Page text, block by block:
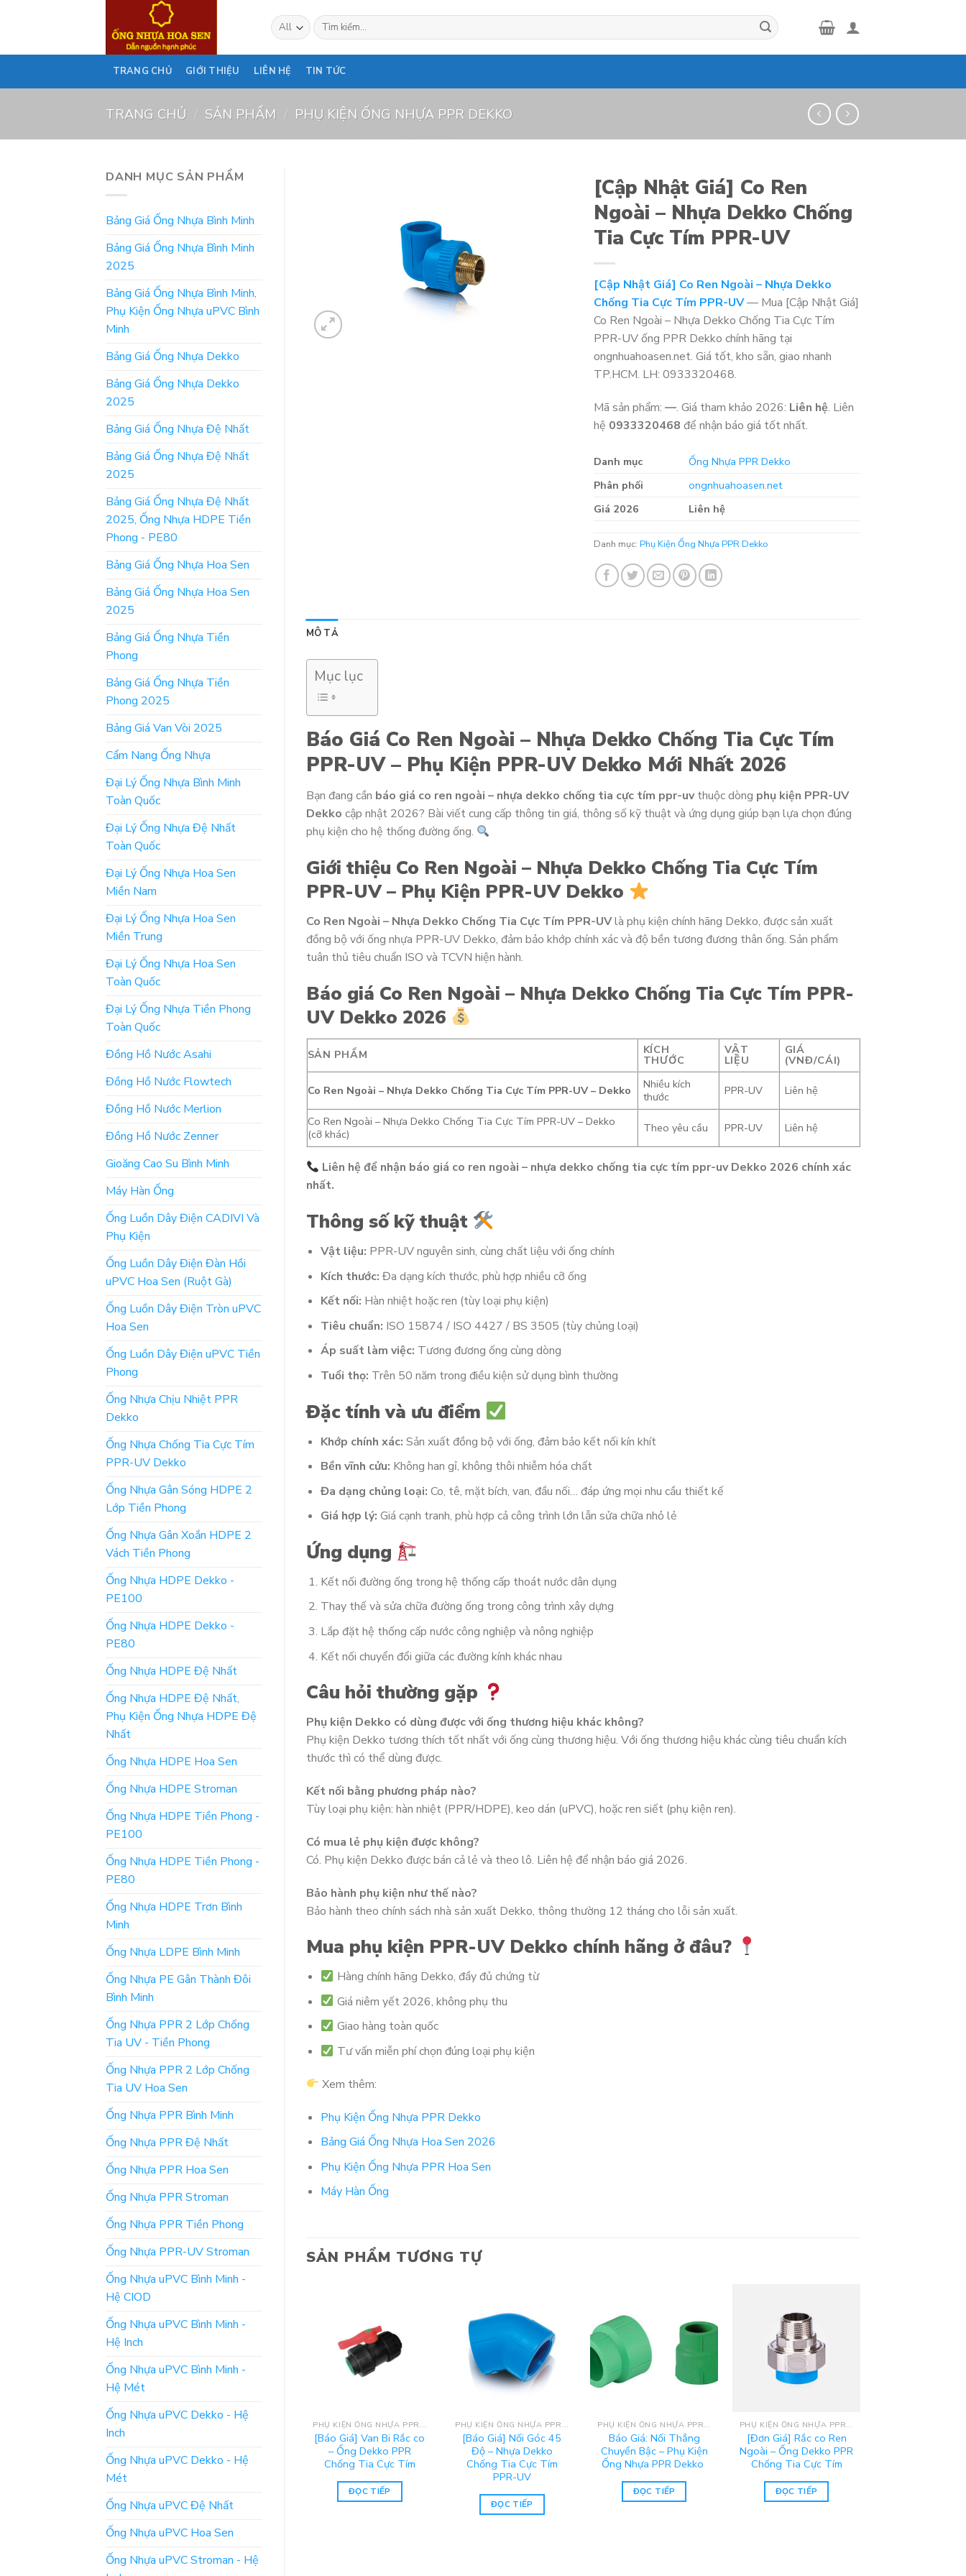
Tìm
kiếm:
TRANG CHỦ GIỚI THIỆU LIÊN HỆ TIN TỨC
TRANG CHỦ / SẢN PHẨM / PHỤ KIỆN ỐNG NHỰA PPR DEKKO
DANH MỤC SẢN PHẨM
Bảng Giá Ống Nhựa Bình Minh
Bảng Giá Ống Nhựa Bình Minh
2025
Bảng Giá Ống Nhựa Bình Minh,
Phụ Kiện Ống Nhựa uPVC Bình
Minh
Bảng Giá Ống Nhựa Dekko
Bảng Giá Ống Nhựa Dekko
2025
Bảng Giá Ống Nhựa Đệ Nhất
Bảng Giá Ống Nhựa Đệ Nhất
2025
Bảng Giá Ống Nhựa Đệ Nhất
2025, Ống Nhựa HDPE Tiền
Phong - PE80
Bảng Giá Ống Nhựa Hoa Sen
Bảng Giá Ống Nhựa Hoa Sen
2025
Bảng Giá Ống Nhựa Tiền
Phong
Bảng Giá Ống Nhựa Tiền
Phong 2025
Bảng Giá Van Vòi 2025
Cẩm Nang Ống Nhựa
Đại Lý Ống Nhựa Bình Minh
Toàn Quốc
Đại Lý Ống Nhựa Đệ Nhất
Toàn Quốc
Đại Lý Ống Nhựa Hoa Sen
Miền Nam
Đại Lý Ống Nhựa Hoa Sen
Miền Trung
Đại Lý Ống Nhựa Hoa Sen
Toàn Quốc
Đại Lý Ống Nhựa Tiền Phong
Toàn Quốc
Đồng Hồ Nước Asahi
Đồng Hồ Nước Flowtech
Đồng Hồ Nước Merlion
Đồng Hồ Nước Zenner
Gioăng Cao Su Bình Minh
Máy Hàn Ống
Ống Luồn Dây Điện CADIVI Và
Phụ Kiện
Ống Luồn Dây Điện Đàn Hồi
uPVC Hoa Sen (Ruột Gà)
Ống Luồn Dây Điện Tròn uPVC
Hoa Sen
Ống Luồn Dây Điện uPVC Tiền
Phong
Ống Nhựa Chịu Nhiệt PPR
Dekko
Ống Nhựa Chống Tia Cực Tím
PPR-UV Dekko
Ống Nhựa Gân Sóng HDPE 2
Lớp Tiền Phong
Ống Nhựa Gân Xoắn HDPE 2
Vách Tiền Phong
Ống Nhựa HDPE Dekko -
PE100
Ống Nhựa HDPE Dekko -
PE80
Ống Nhựa HDPE Đệ Nhất
Ống Nhựa HDPE Đệ Nhất,
Phụ Kiện Ống Nhựa HDPE Đệ
Nhất
Ống Nhựa HDPE Hoa Sen
Ống Nhựa HDPE Stroman
Ống Nhựa HDPE Tiền Phong -
PE100
Ống Nhựa HDPE Tiền Phong -
PE80
Ống Nhựa HDPE Trơn Bình
Minh
Ống Nhựa LDPE Bình Minh
Ống Nhựa PE Gân Thành Đôi
Bình Minh
Ống Nhựa PPR 2 Lớp Chống
Tia UV - Tiền Phong
Ống Nhựa PPR 2 Lớp Chống
Tia UV Hoa Sen
Ống Nhựa PPR Bình Minh
Ống Nhựa PPR Đệ Nhất
Ống Nhựa PPR Hoa Sen
Ống Nhựa PPR Stroman
Ống Nhựa PPR Tiền Phong
Ống Nhựa PPR-UV Stroman
Ống Nhựa uPVC Bình Minh -
Hệ CIOD
Ống Nhựa uPVC Bình Minh -
Hệ Inch
Ống Nhựa uPVC Bình Minh -
Hệ Mét
Ống Nhựa uPVC Dekko - Hệ
Inch
Ống Nhựa uPVC Dekko - Hệ
Mét
Ống Nhựa uPVC Đệ Nhất
Ống Nhựa uPVC Hoa Sen
Ống Nhựa uPVC Stroman - Hệ
[Cập Nhật Giá] Co Ren
Ngoài – Nhựa Dekko Chống
Tia Cực Tím PPR-UV
[Cập Nhật Giá] Co Ren Ngoài – Nhựa Dekko
Chống Tia Cực Tím PPR-UV— Mua [Cập Nhật Giá]
Co Ren Ngoài – Nhựa Dekko Chống Tia Cực Tím
PPR-UV ống PPR Dekko chính hãng tại
ongnhuahoasen.net. Giá tốt, kho sẵn, giao nhanh
TP.HCM. LH: 0933320468.
Mã sản phẩm:—. Giá tham khảo 2026: Liên hệ. Liên
hệ 0933320468 để nhận báo giá tốt nhất.
Danh mục
Ống Nhựa PPR Dekko
Phân phối
ongnhuahoasen.net
Giá 2026
Liên hệ
Danh mục:Phụ Kiện Ống Nhựa PPR Dekko
MÔ TẢ
Mục lục
Báo Giá Co Ren Ngoài – Nhựa Dekko Chống Tia Cực Tím
PPR-UV – Phụ Kiện PPR-UV Dekko Mới Nhất 2026
Bạn đang cần báo giá co ren ngoài – nhựa dekko chống tia cực tím ppr-uvthuộc dòng phụ kiện PPR-UV
Dekko cập nhật 2026? Bài viết cung cấp thông tin giá, thông số kỹ thuật và ứng dụng giúp bạn lựa chọn đúng
phụ kiện cho hệ thống đường ống.
Giới thiệu Co Ren Ngoài – Nhựa Dekko Chống Tia Cực Tím
PPR-UV – Phụ Kiện PPR-UV Dekko
Co Ren Ngoài – Nhựa Dekko Chống Tia Cực Tím PPR-UVlà phụ kiện chính hãng Dekko, được sản xuất
đồng bộ với ống nhựa PPR-UV Dekko, đảm bảo khớp chính xác và độ bền tương đương thân ống. Sản phẩm
tuân thủ tiêu chuẩn ISO và TCVN hiện hành.
Báo giá Co Ren Ngoài – Nhựa Dekko Chống Tia Cực Tím PPR-
UV Dekko 2026
SẢN PHẨM KÍCH
THƯỚC
VẬT
LIỆU
GIÁ
(VNĐ/CÁI)
Co Ren Ngoài – Nhựa Dekko Chống Tia Cực Tím PPR-UV – Dekko
Nhiều kích
thước
PPR-UV Liên hệ
Co Ren Ngoài – Nhựa Dekko Chống Tia Cực Tím PPR-UV – Dekko
(cỡ khác)
Theo yêu cầu PPR-UV Liên hệ
Liên hệ để nhận báo giá co ren ngoài – nhựa dekko chống tia cực tím ppr-uv Dekko 2026 chính xác
nhất.
Thông số kỹ thuật
Vật liệu: PPR-UV nguyên sinh, cùng chất liệu với ống chính
Kích thước: Đa dạng kích thước, phù hợp nhiều cỡ ống
Kết nối: Hàn nhiệt hoặc ren (tùy loại phụ kiện)
Tiêu chuẩn: ISO 15874 / ISO 4427 / BS 3505 (tùy chủng loại)
Áp suất làm việc: Tương đương ống cùng dòng
Tuổi thọ: Trên 50 năm trong điều kiện sử dụng bình thường
Đặc tính và ưu điểm
Khớp chính xác: Sản xuất đồng bộ với ống, đảm bảo kết nối kín khít
Bền vĩnh cửu: Không han gỉ, không thôi nhiễm hóa chất
Đa dạng chủng loại: Co, tê, mặt bích, van, đầu nối… đáp ứng mọi nhu cầu thiết kế
Giá hợp lý: Giá cạnh tranh, phù hợp cả công trình lớn lẫn sửa chữa nhỏ lẻ
Ứng dụng
Kết nối đường ống trong hệ thống cấp thoát nước dân dụng
Thay thế và sửa chữa đường ống trong công trình xây dựng
Lắp đặt hệ thống cấp nước công nghiệp và nông nghiệp
Kết nối chuyển đổi giữa các đường kính khác nhau
Câu hỏi thường gặp
Phụ kiện Dekko có dùng được với ống thương hiệu khác không?
Phụ kiện Dekko tương thích tốt nhất với ống cùng thương hiệu. Với ống thương hiệu khác cùng tiêu chuẩn kích
thước thì có thể dùng được.
Kết nối bằng phương pháp nào?
Tùy loại phụ kiện: hàn nhiệt (PPR/HDPE), keo dán (uPVC), hoặc ren siết (phụ kiện ren).
Có mua lẻ phụ kiện được không?
Có. Phụ kiện Dekko được bán cả lẻ và theo lô. Liên hệ để nhận báo giá 2026.
Bảo hành phụ kiện như thế nào?
Bảo hành theo chính sách nhà sản xuất Dekko, thông thường 12 tháng cho lỗi sản xuất.
Mua phụ kiện PPR-UV Dekko chính hãng ở đâu?
Hàng chính hãng Dekko, đầy đủ chứng từ
Giá niêm yết 2026, không phụ thu
Giao hàng toàn quốc
Tư vấn miễn phí chọn đúng loại phụ kiện
Xem thêm:
Phụ Kiện Ống Nhựa PPR Dekko
Bảng Giá Ống Nhựa Hoa Sen 2026
Phụ Kiện Ống Nhựa PPR Hoa Sen
Máy Hàn Ống
SẢN PHẨM TƯƠNG TỰ
PHỤ KIỆN ỐNG NHỰA PPR DEKKO
[Báo Giá] Van Bi Rắc co
– Ống Dekko PPR
Chống Tia Cực Tím
ĐỌC TIẾP
PHỤ KIỆN ỐNG NHỰA PPR DEKKO
[Báo Giá] Nối Góc 45
Độ – Nhựa Dekko
Chống Tia Cực Tím
PPR-UV
ĐỌC TIẾP
PHỤ KIỆN ỐNG NHỰA PPR DEKKO
Báo Giá: Nối Thẳng
Chuyển Bậc – Phụ Kiện
Ống Nhựa PPR Dekko
ĐỌC TIẾP
PHỤ KIỆN ỐNG NHỰA PPR DEKKO
[Đơn Giá] Rắc co Ren
Ngoài – Ống Dekko PPR
Chống Tia Cực Tím
ĐỌC TIẾP
Đơn Giá: Tê Ren Trong
– Ống Chịu Nhiệt PPR –
Nhựa Dekko
Dekko PPR Chống Tia
ĐỌC TIẾP